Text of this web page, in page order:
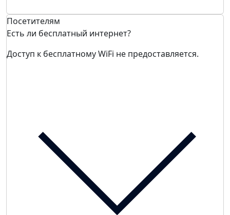
Посетителям
Есть ли бесплатный интернет?
Доступ к бесплатному WiFi не предоставляется.